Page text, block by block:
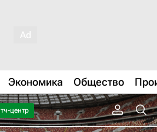
Экономика Общество
центр